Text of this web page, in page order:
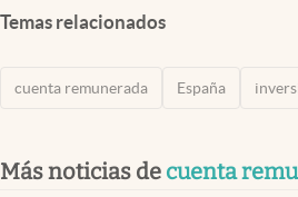
Temas relacionados
cuenta remunerada España
Más noticias de cuenta